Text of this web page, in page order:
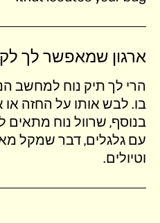
ארגון שמאפשר לך
הרי לך תיק נוח למחשב
בו. לבש אותו על החזה או
בנוסף, שרוול נוח מתאים
עם גלגלים, דבר שמקל
וטיולים.